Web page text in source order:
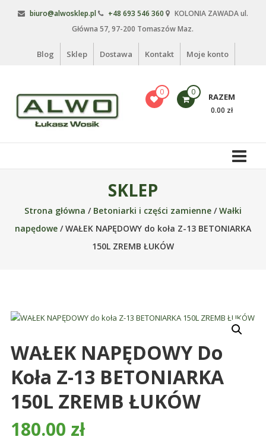
biuro@alwosklep.pl +48 693 546 360
KOLONIA ZAWADA ul.
Główna 57, 97-200 Tomaszów Maz.
Blog Sklep Dostawa Kontakt Moje konto
Alwo
sklep
meble
ogrodowe,
Produkujemy
różnego
rodzaju
części
betoniarek,
maszyn
rolniczych,
0 0 RAZEM
0.00 zł
SKLEP
Strona główna / Betoniarki i części zamienne/Wałki
napędowe/ WAŁEK NAPĘDOWY do koła Z-13 BETONIARKA
150L ZREMB ŁUKÓW
WAŁEK NAPĘDOWY Do
Koła Z-13 BETONIARKA
150L ZREMB ŁUKÓW
180.00 zł